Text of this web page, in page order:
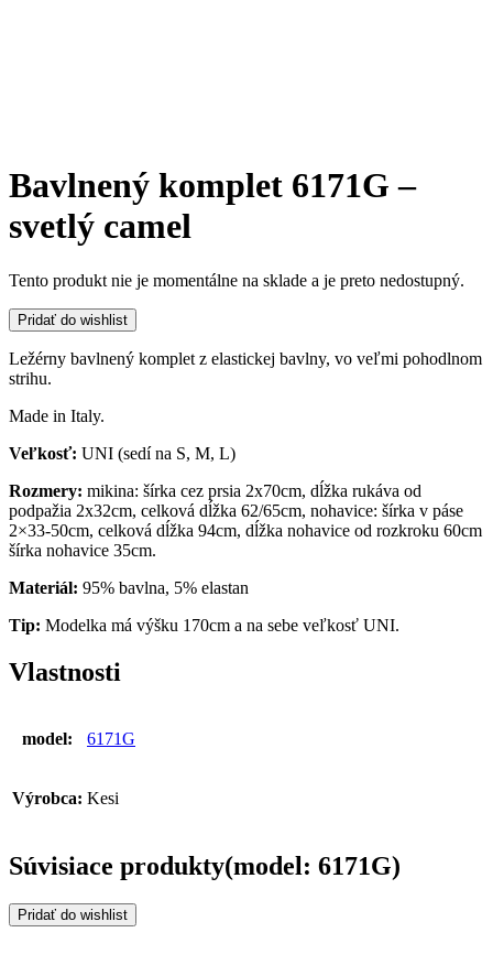
Bavlnený komplet 6171G –
svetlý camel
Tento produkt nie je momentálne na sklade a je preto nedostupný.
Pridať do wishlist
Ležérny bavlnený komplet z elastickej bavlny, vo veľmi pohodlnom
strihu.
Made in Italy.
Veľkosť: UNI (sedí na S, M, L)
Rozmery: mikina: šírka cez prsia 2x70cm, dĺžka rukáva od
podpažia 2x32cm, celková dĺžka 62/65cm, nohavice: šírka v páse
2×33-50cm, celková dĺžka 94cm, dĺžka nohavice od rozkroku 60cm
šírka nohavice 35cm.
Materiál: 95% bavlna, 5% elastan
Tip: Modelka má výšku 170cm a na sebe veľkosť UNI.
Vlastnosti
model: 6171G
Výrobca: Kesi
Súvisiace produkty(model: 6171G)
Pridať do wishlist